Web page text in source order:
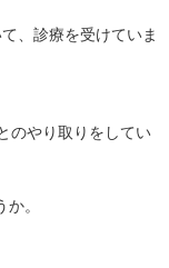
、診療を受けていま
のやり取りをしてい
。